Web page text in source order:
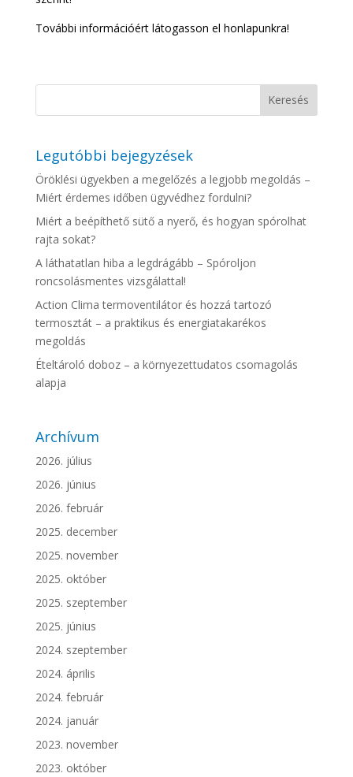
További információért látogasson el honlapunkra!
Legutóbbi bejegyzések
Öröklési ügyekben a megelőzés a legjobb megoldás –
Miért érdemes időben ügyvédhez fordulni?
Miért a beépíthető sütő a nyerő, és hogyan spórolhat
rajta sokat?
A láthatatlan hiba a legdrágább – Spóroljon
roncsolásmentes vizsgálattal!
Action Clima termoventilátor és hozzá tartozó
termosztát – a praktikus és energiatakarékos
megoldás
Ételtároló doboz – a környezettudatos csomagolás
alapja
Archívum
2026. július
2026. június
2026. február
2025. december
2025. november
2025. október
2025. szeptember
2025. június
2024. szeptember
2024. április
2024. február
2024. január
2023. november
2023. október